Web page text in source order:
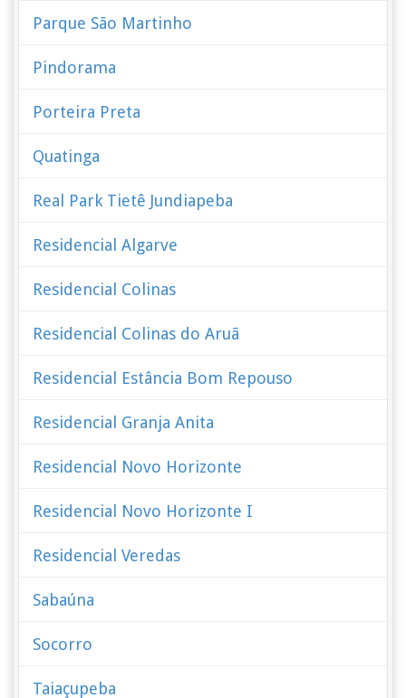
Parque São Martinho
Pindorama
Porteira Preta
Quatinga
Real Park Tietê Jundiapeba
Residencial Algarve
Residencial Colinas
Residencial Colinas do Aruã
Residencial Estância Bom Repouso
Residencial Granja Anita
Residencial Novo Horizonte
Residencial Novo Horizonte I
Residencial Veredas
Sabaúna
Socorro
Taiaçupeba